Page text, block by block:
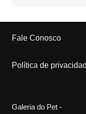
Fale Conosco
Política de
Galeria do Pet -